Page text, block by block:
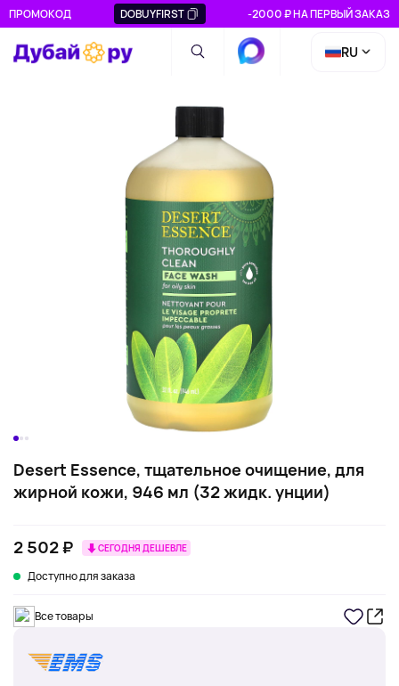
ПРОМОКОД DOBUYFIRST -2000 ₽ НА ПЕРВЫЙ ЗАКАЗ
RU
Desert Essence, тщательное очищение, для
жирной кожи, 946 мл (32 жидк. унции)
2 502 ₽ СЕГОДНЯ ДЕШЕВЛЕ
Доступно для заказа
Все товары